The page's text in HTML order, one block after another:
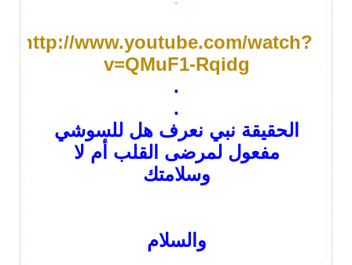
http://www.youtube.com/watch?
v=QMuF1-Rqidg
.
.
الحقيقة نبي نعرف هل للسوشي
مفعول لمرضى القلب أم لا
وسلامتك
والسلام